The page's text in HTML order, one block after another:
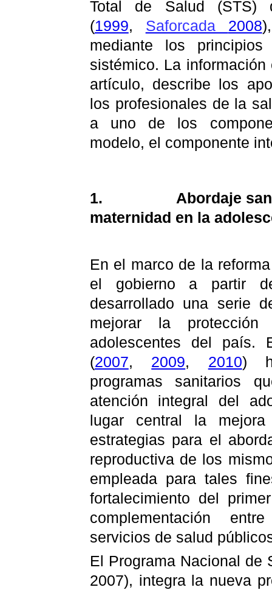
Total de Salud
(1999, Saforcada 2008
mediante los
sistémico. La
artículo, describe los
los profesionales de la
a uno de los
modelo, el componente
1.
Abordaje
maternidad en la
En el marco de la
el gobierno a partir
desarrollado una serie
mejorar la
adolescentes del
(2007, 2009, 2010)
programas sanitarios
atención integral del
lugar central la
estrategias para el
reproductiva de los
empleada para tales
fortalecimiento del
complementación
servicios de salud
El Programa Nacional de
2007), integra la nueva